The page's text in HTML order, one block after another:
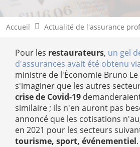
Accueil Actualité de l'assurance
Pour les restaurateurs, un gel
d'assurances avait été obtenu
ministre de l'Économie Bruno
s'imaginer que les autres
crise de Covid-19
similaire ; ils n'en auront pas
annoncé que les cotisations
en 2021 pour les secteurs
tourisme, sport, événementiel.